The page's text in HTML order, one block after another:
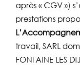
après « CGV »)
prestations
travail, SARL
FONTAINE LES